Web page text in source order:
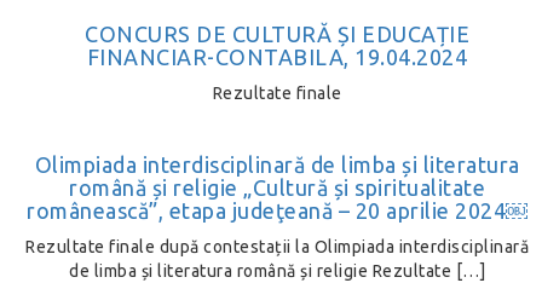
CONCURS DE CULTURĂ ȘI EDUCAȚIE
FINANCIAR-CONTABILA, 19.04.2024
Rezultate finale
Olimpiada interdisciplinară de limba și literatura
română și religie „Cultură și spiritualitate
românească”, etapa judeţeană – 20 aprilie 2024￼
Rezultate finale după contestații la Olimpiada interdisciplinară
de limba și literatura română și religie Rezultate […]